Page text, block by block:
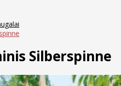
Silberspinne